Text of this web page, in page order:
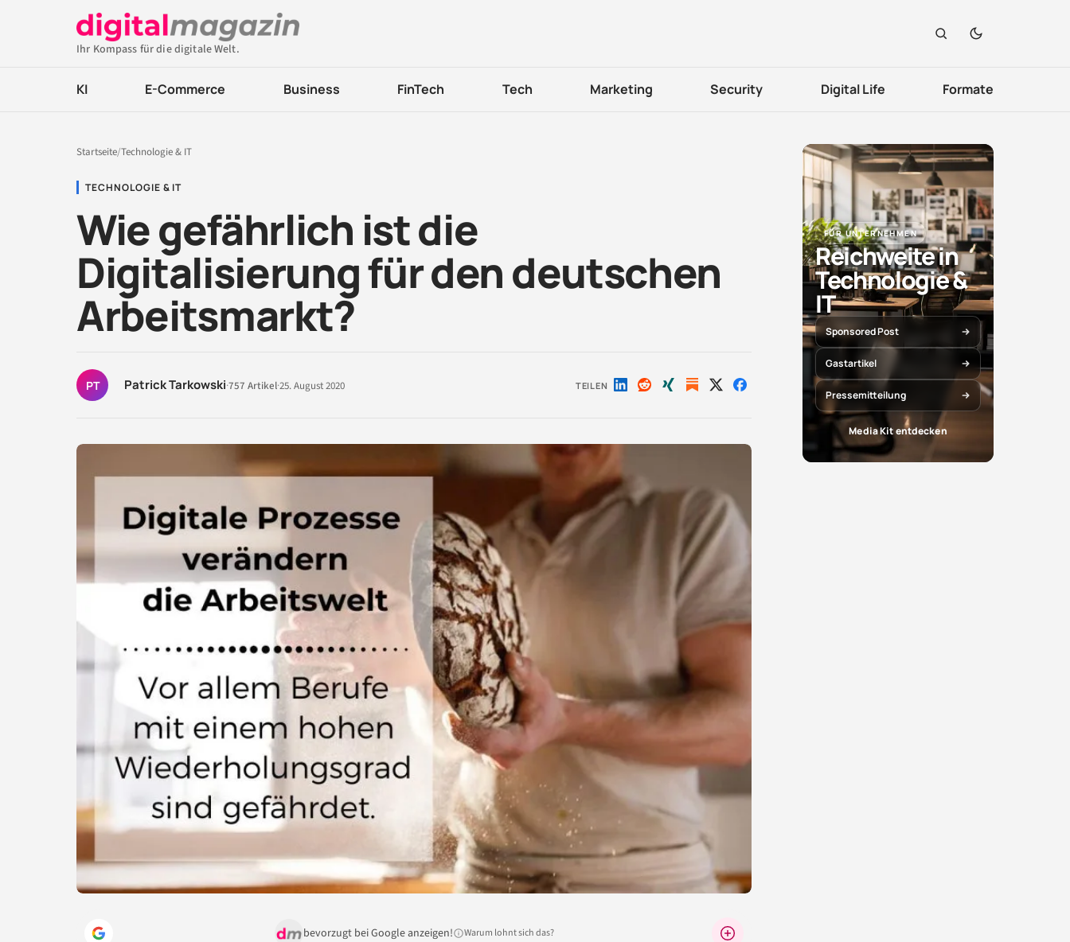
Ihr Kompass für die digitale Welt.
KI E-Commerce Business FinTech Tech Marketing Security Digital Life Formate
Startseite/Technologie & IT
TECHNOLOGIE & IT
Wie gefährlich ist die
Digitalisierung für den deutschen
Arbeitsmarkt?
PT Patrick Tarkowski·757 Artikel·25. August 2020 TEILEN Auf Auf Auf Auf Auf
bevorzugt bei Google anzeigen! Warum lohnt sich das?
FÜR UNTERNEHMEN
Reichweite in
Technologie &
IT
Sponsored Post
Gastartikel
Pressemitteilung
Media Kit entdecken